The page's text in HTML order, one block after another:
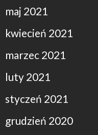
maj 2021
kwiecień 2021
marzec 2021
luty 2021
styczeń 2021
grudzień 2020